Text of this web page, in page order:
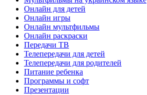
Онлайн для детей
Онлайн игры
Онлайн мультфильмы
Онлайн раскраски
Передачи ТВ
Телепередачи для детей
Телепередачи для родителей
Питание ребенка
Программы и софт
Презентации